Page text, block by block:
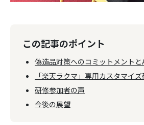
この記事のポイント
偽造品対策へのコミットメント
「楽天ラクマ」専用カスタマイ
研修参加者の声
今後の展望